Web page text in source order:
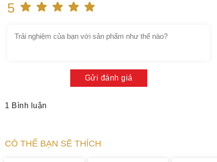
5
Gửi đánh giá
1 Bình luận
CÓ THỂ BẠN SẼ THÍCH